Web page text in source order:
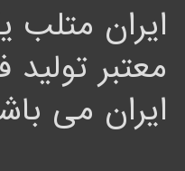
ایران متلب
معتبر
ایران می